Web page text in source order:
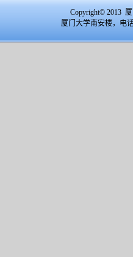
Copyright© 2013
厦门大学南安楼，电